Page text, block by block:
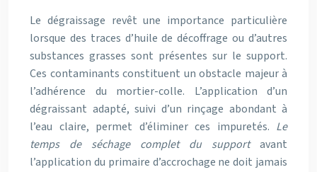
Le dégraissage revêt une importance particulière
lorsque des traces d’huile de décoffrage ou d’autres
substances grasses sont présentes sur le support.
Ces contaminants constituent un obstacle majeur à
l’adhérence du mortier-colle. L’application d’un
dégraissant adapté, suivi d’un rinçage abondant à
l’eau claire, permet d’éliminer ces impuretés. Le
temps de séchage complet du support avant
l’application du primaire d’accrochage ne doit jamais